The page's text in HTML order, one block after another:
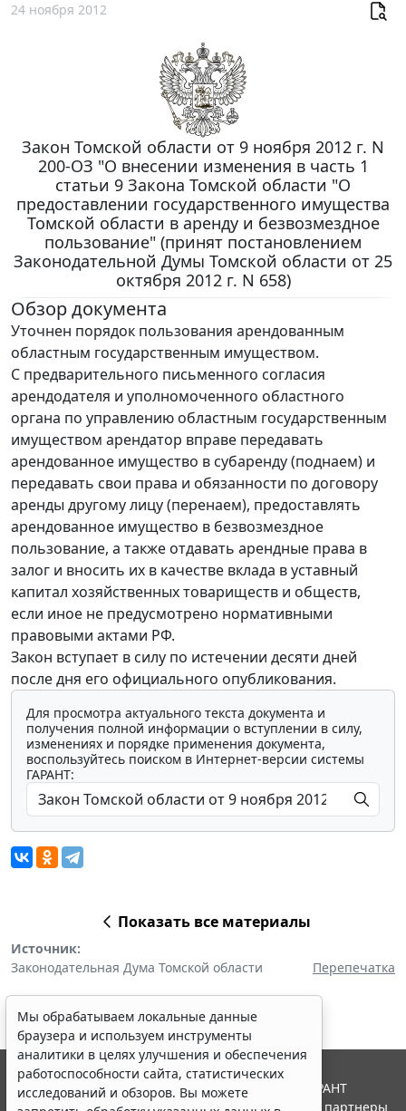
24 ноября 2012
Закон Томской области от 9 ноября 2012 г. N
200-ОЗ "О внесении изменения в часть 1
статьи 9 Закона Томской области "О
предоставлении государственного имущества
Томской области в аренду и безвозмездное
пользование" (принят постановлением
Законодательной Думы Томской области от 25
октября 2012 г. N 658)
Обзор документа
Уточнен порядок пользования арендованным
областным государственным имуществом.
С предварительного письменного согласия
арендодателя и уполномоченного областного
органа по управлению областным государственным
имуществом арендатор вправе передавать
арендованное имущество в субаренду (поднаем) и
передавать свои права и обязанности по договору
аренды другому лицу (перенаем), предоставлять
арендованное имущество в безвозмездное
пользование, а также отдавать арендные права в
залог и вносить их в качестве вклада в уставный
капитал хозяйственных товариществ и обществ,
если иное не предусмотрено нормативными
правовыми актами РФ.
Закон вступает в силу по истечении десяти дней
после дня его официального опубликования.
Для просмотра актуального текста документа и
получения полной информации о вступлении в силу,
изменениях и порядке применения документа,
воспользуйтесь поиском в Интернет-версии системы
ГАРАНТ:
Показать все материалы
Источник:
Законодательная Дума Томской области
Перепечатка
Мы обрабатываем локальные данные
браузера и используем инструменты
аналитики в целях улучшения и обеспечения
работоспособности сайта, статистических
исследований и обзоров. Вы можете
© ООО "НПП "ГАРАНТ-СЕРВИС", 2026. Система ГАРАНТ
выпускается с 1990 года. Компания "Гарант" и ее партнеры